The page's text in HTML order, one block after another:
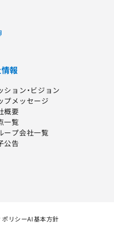
報
ション・ビジョン
プメッセージ
概要
一覧
ープ会社一覧
公告
ポリシーAI基本方針